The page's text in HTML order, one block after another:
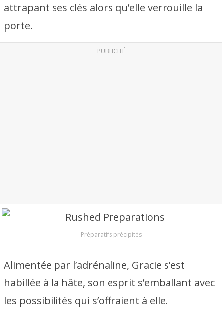
attrapant ses clés alors qu’elle verrouille la
porte.
PUBLICITÉ
Préparatifs précipités
Alimentée par l’adrénaline, Gracie s’est
habillée à la hâte, son esprit s’emballant avec
les possibilités qui s’offraient à elle.